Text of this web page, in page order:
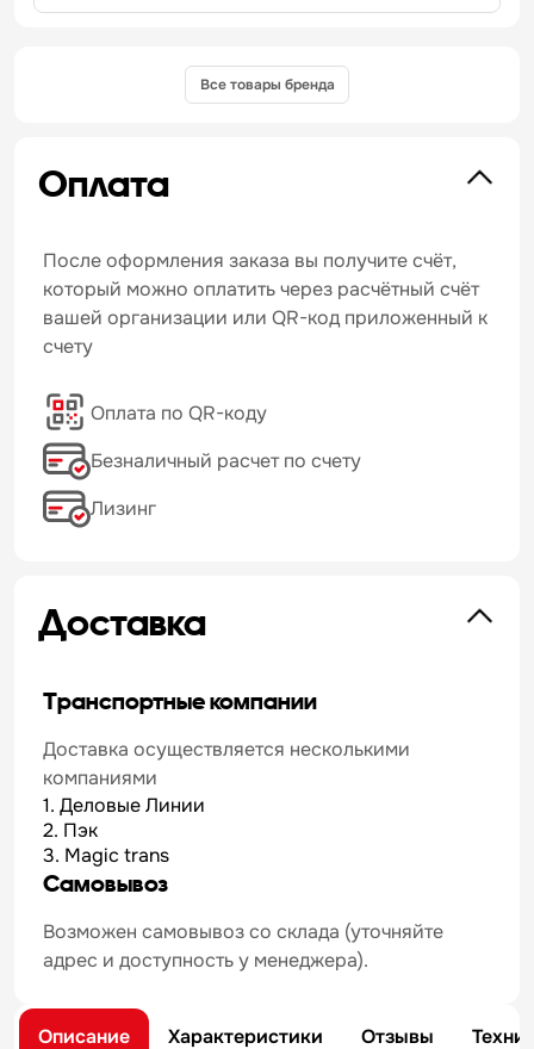
Все товары бренда
Оплата
После оформления заказа вы получите счёт,
который можно оплатить через расчётный счёт
вашей организации или QR-код приложенный к
счету
Оплата по QR-коду
Безналичный расчет по счету
Лизинг
Доставка
Транспортные компании
Доставка осуществляется несколькими
компаниями
1. Деловые Линии
2. Пэк
3. Magic trans
Самовывоз
Возможен самовывоз со склада (уточняйте
адрес и доступность у менеджера).
Описание Характеристики Отзывы